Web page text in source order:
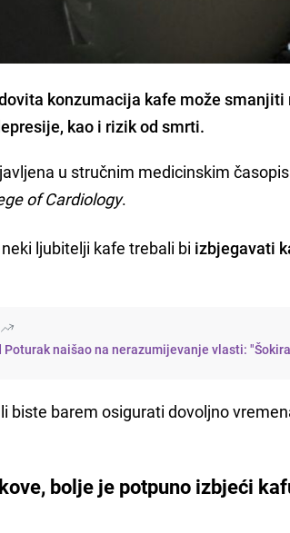
konzumacija kafe može
kao i rizik od smrti.
u stručnim medicinskim
of Cardiology.
ljubitelji kafe trebali bi izbjegavati
Poturak naišao na nerazumijevanje vlasti:
biste barem osigurati dovoljno
bolje je potpuno izbjeći